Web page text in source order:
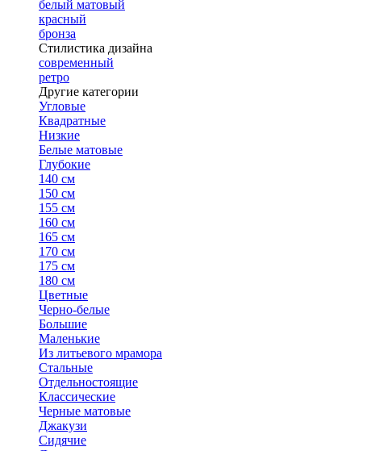
белый матовый
красный
бронза
Стилистика дизайна
современный
ретро
Другие категории
Угловые
Квадратные
Низкие
Белые матовые
Глубокие
140 см
150 см
155 см
160 см
165 см
170 см
175 см
180 см
Цветные
Черно-белые
Большие
Маленькие
Из литьевого мрамора
Стальные
Отдельностоящие
Классические
Черные матовые
Джакузи
Сидячие